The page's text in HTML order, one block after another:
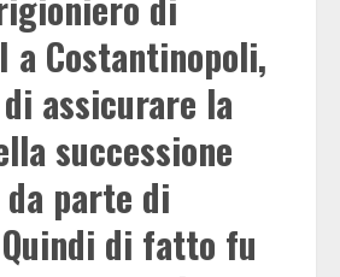
a Costantinopoli,
assicurare la
successione
parte di
di fatto fu